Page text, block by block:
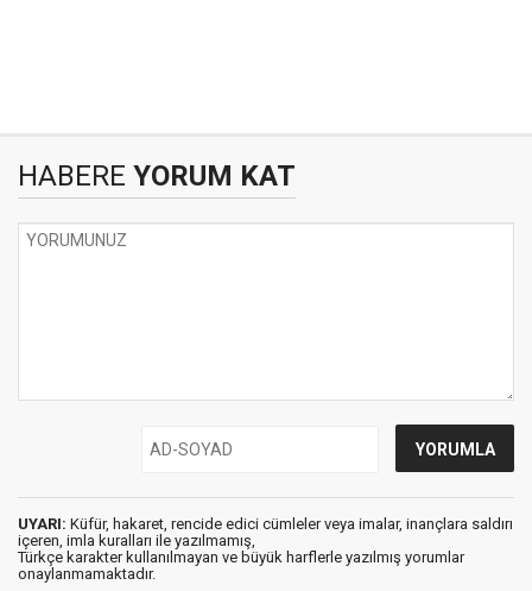
HABERE YORUM KAT
UYARI: Küfür, hakaret, rencide edici cümleler veya imalar, inançlara saldırı
içeren, imla kuralları ile yazılmamış,
Türkçe karakter kullanılmayan ve büyük harflerle yazılmış yorumlar
onaylanmamaktadır.